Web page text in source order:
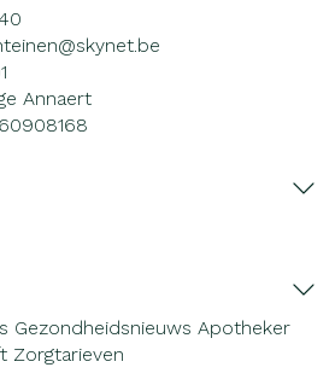
skynet.be
Annaert
Gezondheidsnieuws Apotheker
Zorgtarieven